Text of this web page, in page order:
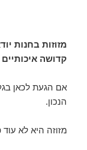
מזוזות בחנות
קדושה איכותיים
אם הגעת לכאן
הנכון.
מזוזה היא לא